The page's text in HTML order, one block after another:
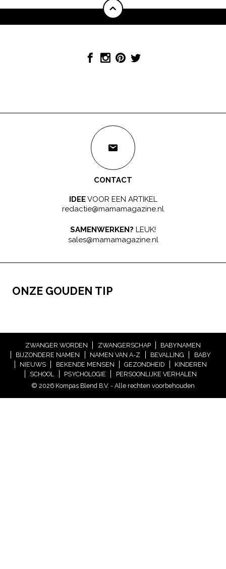
CONTACT
IDEEVOOR EEN ARTIKEL
redactie@mamamagazine.nl
SAMENWERKEN? LEUK!
sales@mamamagazine.nl
ONZE GOUDEN TIP
ZWANGER WORDEN ZWANGERSCHAP
BABYNAMEN
BIJZONDERE NAMEN
NAMEN VAN A-Z BEVALLING
BABY
NIEUWS
BEKENDE MENSEN GEZONDHEID
KINDEREN
SCHOOL
PSYCHOLOGIE
PERSOONLIJKE VERHALEN
© 2026 Kompas Blend B.V. - Alle rechten voorbehouden